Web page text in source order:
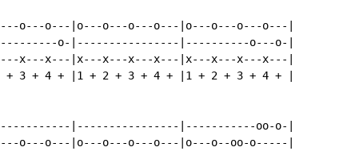
o---o---|o---o---o---o---|o---o---o---o---|
o-|----------------|----------o---o-|
x---x---|x---x---x---x---|x---x---x---x---|
3 + 4 + |1 + 2 + 3 + 4 + |1 + 2 + 3 + 4 + |
|----------------|-----------oo-o-|
o---o---|o---o---o---o---|o---o--oo-o-----|